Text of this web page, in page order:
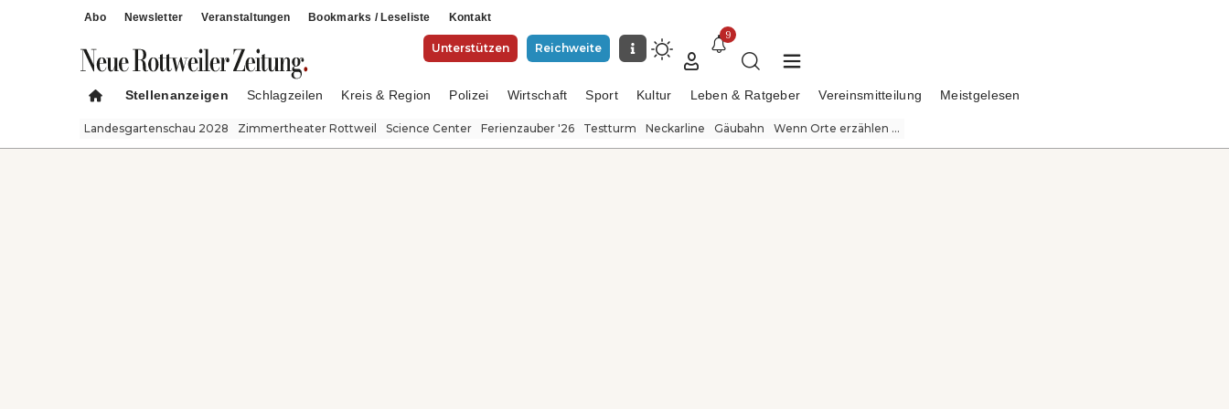
Abo Newsletter Veranstaltungen Bookmarks / Leseliste Kontakt
Unterstützen Reichweite
9
Stellenanzeigen Schlagzeilen Kreis & Region Polizei Wirtschaft Sport Kultur Leben & Ratgeber Vereinsmitteilung Meistgelesen
Landesgartenschau 2028 Zimmertheater Rottweil Science Center Ferienzauber '26 Testturm Neckarline Gäubahn Wenn Orte erzählen ...